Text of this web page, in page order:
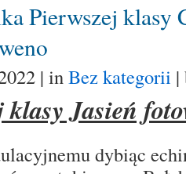
Pierwszej klasy
| inBez kategorii
klasy Jasień
dybiąc